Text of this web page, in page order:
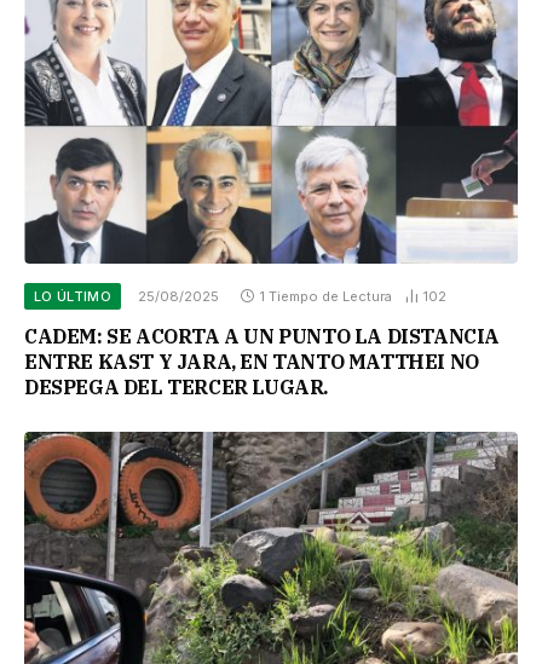
LO ÚLTIMO 25/08/2025 1 Tiempo de Lectura 102
CADEM: SE ACORTA A UN PUNTO LA DISTANCIA
ENTRE KAST Y JARA, EN TANTO MATTHEI NO
DESPEGA DEL TERCER LUGAR.